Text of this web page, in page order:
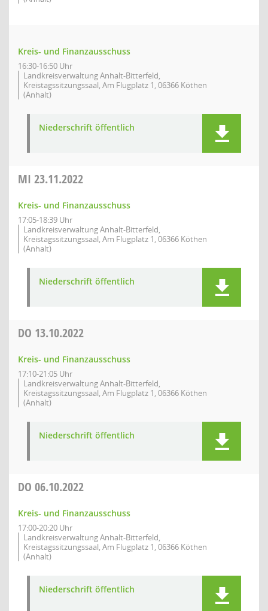
Kreis- und Finanzausschuss
16:30-16:50 Uhr
Landkreisverwaltung Anhalt-Bitterfeld,
Kreistagssitzungssaal, Am Flugplatz 1, 06366 Köthen
(Anhalt)
Niederschrift öffentlich
MI 23.11.2022
Kreis- und Finanzausschuss
17:05-18:39 Uhr
Landkreisverwaltung Anhalt-Bitterfeld,
Kreistagssitzungssaal, Am Flugplatz 1, 06366 Köthen
(Anhalt)
Niederschrift öffentlich
DO 13.10.2022
Kreis- und Finanzausschuss
17:10-21:05 Uhr
Landkreisverwaltung Anhalt-Bitterfeld,
Kreistagssitzungssaal, Am Flugplatz 1, 06366 Köthen
(Anhalt)
Niederschrift öffentlich
DO 06.10.2022
Kreis- und Finanzausschuss
17:00-20:20 Uhr
Landkreisverwaltung Anhalt-Bitterfeld,
Kreistagssitzungssaal, Am Flugplatz 1, 06366 Köthen
(Anhalt)
Niederschrift öffentlich